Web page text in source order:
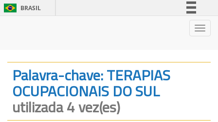
BRASIL
Legislação
Canais
Palavra-chave: TERAPIAS
OCUPACIONAIS DO SUL
utilizada 4 vez(es)